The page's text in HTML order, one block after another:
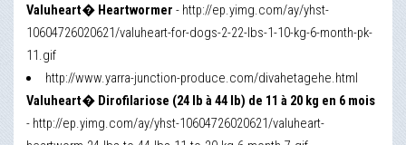
Valuheart� Heartwormer - http://ep.yimg.com/ay/yhst-
10604726020621/valuheart-for-dogs-2-22-lbs-1-10-kg-6-month-pk-
11.gif
http://www.yarra-junction-produce.com/divahetagehe.html
Valuheart� Dirofilariose (24 lb à 44 lb) de 11 à 20 kg en 6 mois
- http://ep.yimg.com/ay/yhst-10604726020621/valuheart-